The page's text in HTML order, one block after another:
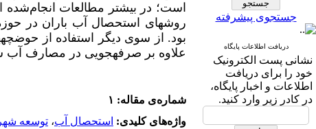
جستجوی پیشرفته
دریافت اطلاعات پایگاه
نشانی پست الکترونیک
خود را برای دریافت
اطلاعات و اخبار پایگاه،
در کادر زیر وارد کنید.
است؛ در بیشتر مطالعات انجام‌شده
بود. از سوی دیگر استفاده از
علاوه بر صرفه­جویی در مصارف آب
شماره‌ی مقاله: ۱
واژه‌های کلیدی: استحصال آب، توسعه